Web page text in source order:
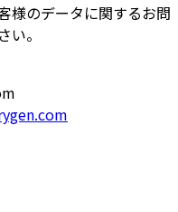
様のデータに関するお問
。